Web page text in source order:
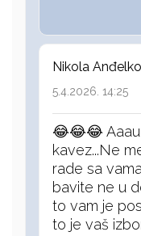
Nikola
5.4.2026. 14:25
😂😂😂
kavez...Ne
rade sa
bavite ne u
to vam je
to je vaš